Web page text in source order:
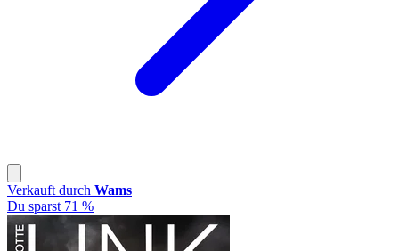
Verkauft durch Wams
Du sparst 71 %